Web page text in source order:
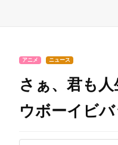
アニメ ニュース
さぁ、君も
ウボーイビ